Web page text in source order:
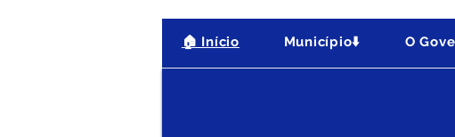
🏠 Início Município⬇️ O
SECRETÁRIA MUNICIPAL DE EDUCAÇÃO